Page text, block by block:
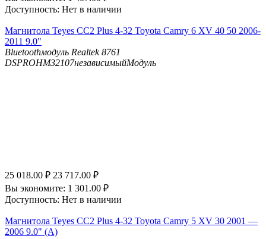
Доступность: Нет в наличии
Магнитола Teyes CC2 Plus 4-32 Toyota Camry 6 XV 40 50 2006-
2011 9.0"
Bluetoothмодуль Realtek 8761
DSPROHM32107независимыйМодуль
25 018.00 ₽ 23 717.00 ₽
Вы экономите: 1 301.00 ₽
Доступность: Нет в наличии
Магнитола Teyes CC2 Plus 4-32 Toyota Camry 5 XV 30 2001 —
2006 9.0" (A)